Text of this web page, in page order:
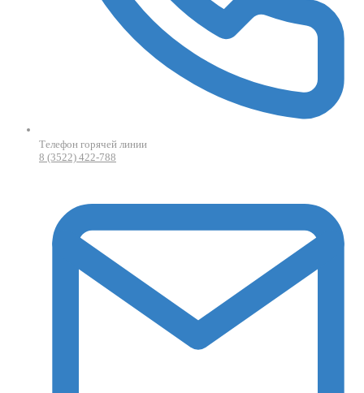
Телефон горячей линии
8 (3522) 422-788